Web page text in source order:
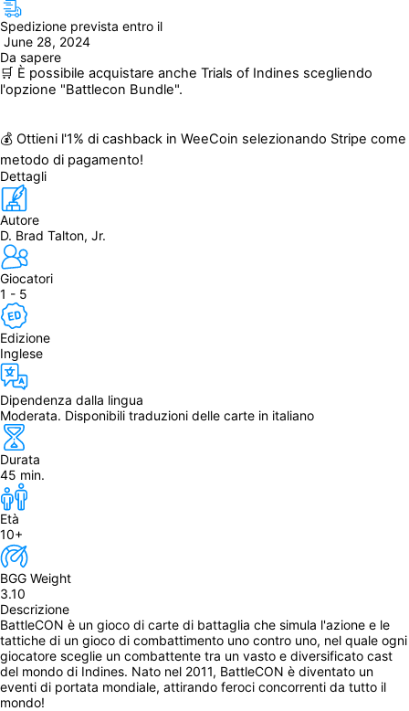
Spedizione prevista entro il
June 28, 2024
Da sapere
🛒 È possibile acquistare anche Trials of Indines scegliendo
l'opzione "Battlecon Bundle".
💰 Ottieni l'1% di cashback in WeeCoin selezionando Stripe come
metodo di pagamento!
Dettagli
Autore
D. Brad Talton, Jr.
Giocatori
1 - 5
Edizione
Inglese
Dipendenza dalla lingua
Moderata. Disponibili traduzioni delle carte in italiano
Durata
45 min.
Età
10+
BGG Weight
3.10
Descrizione
BattleCON è un gioco di carte di battaglia che simula l'azione e le
tattiche di un gioco di combattimento uno contro uno, nel quale ogni
giocatore sceglie un combattente tra un vasto e diversificato cast
del mondo di Indines. Nato nel 2011, BattleCON è diventato un
eventi di portata mondiale, attirando feroci concorrenti da tutto il
mondo!